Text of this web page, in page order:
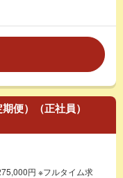
便）（正社員）
円 ※フルタイム求